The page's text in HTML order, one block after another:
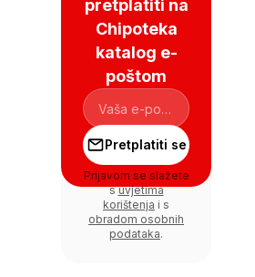
pretplatiti na
Chipoteka
katalog e-
poštom
Pretplatiti se
Prijavom se slažete
suvjetima
korištenja i s
obradom osobnih
podataka.